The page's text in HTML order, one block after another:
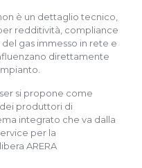
è un dettaglio tecnico,
redditività, compliance
gas immesso in rete e
direttamente
si propone come
produttori di
integrato che va dalla
per la
ARERA